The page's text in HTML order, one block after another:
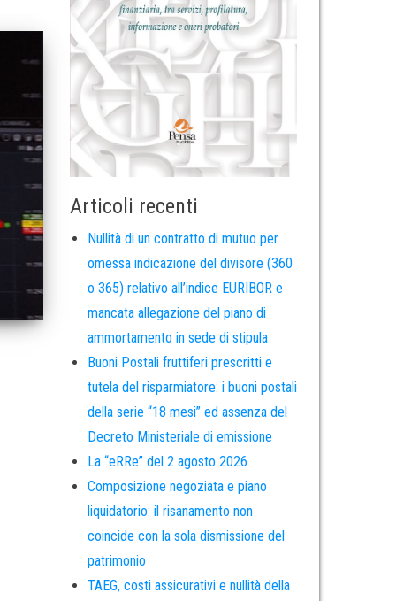
Articoli recenti
Nullità di un contratto di mutuo per
omessa indicazione del divisore (360
o 365) relativo all’indice EURIBOR e
mancata allegazione del piano di
ammortamento in sede di stipula
Buoni Postali fruttiferi prescritti e
tutela del risparmiatore: i buoni postali
della serie “18 mesi” ed assenza del
Decreto Ministeriale di emissione
La “eRRe” del 2 agosto 2026
Composizione negoziata e piano
liquidatorio: il risanamento non
coincide con la sola dismissione del
patrimonio
TAEG, costi assicurativi e nullità della